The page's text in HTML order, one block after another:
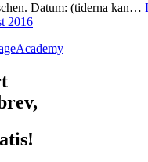
Datum: (tiderna kan…
2016